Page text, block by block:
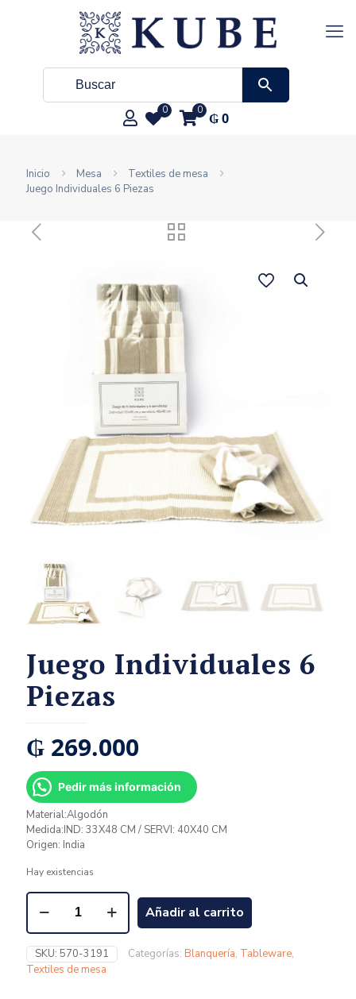
0 0 ₲0
Inicio Mesa
Textiles de mesa
Juego Individuales 6 Piezas
Juego Individuales 6
Piezas
₲ 269.000
Pedir más información
Material:Algodón
Medida:IND: 33X48 CM / SERVI: 40X40 CM
Origen: India
Hay existencias
Añadir al carrito
SKU: 570-3191 Categorías: Blanquería, Tableware,
Textiles de mesa